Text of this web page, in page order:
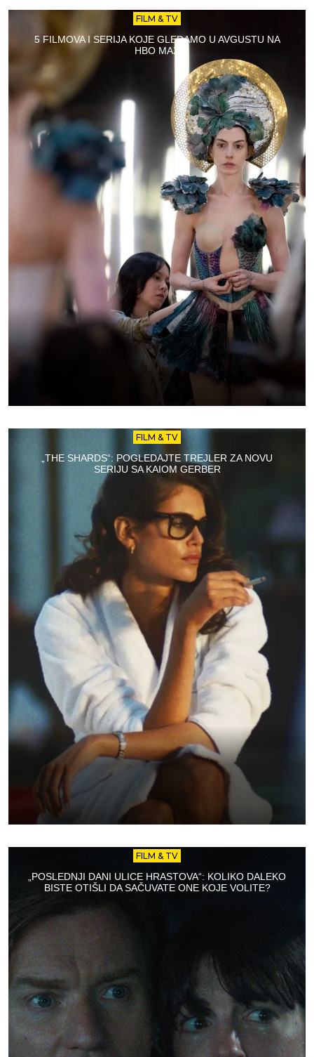
FILM & TV
5 FILMOVA I SERIJA KOJE GLEDAMO U AVGUSTU NA
HBO MAX
FILM & TV
„THE SHARDS“: POGLEDAJTE TREJLER ZA NOVU
SERIJU SA KAIOM GERBER
FILM & TV
„POSLEDNJI DANI ULICE HRASTOVA“: KOLIKO DALEKO
BISTE OTIŠLI DA SAČUVATE ONE KOJE VOLITE?